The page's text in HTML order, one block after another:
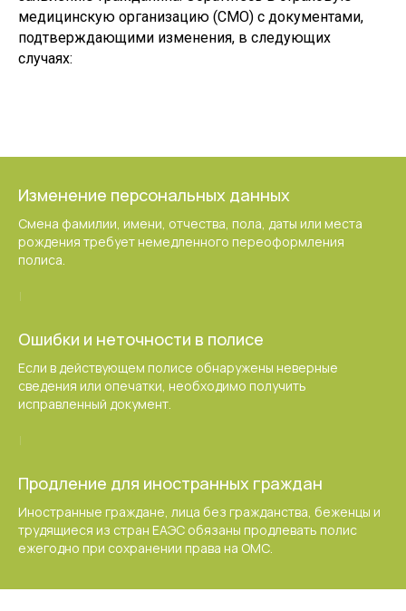
медицинскую организацию (СМО) с документами,
подтверждающими изменения, в следующих
случаях:
Изменение персональных данных
Смена фамилии, имени, отчества, пола, даты или места
рождения требует немедленного переоформления
полиса.
Ошибки и неточности в полисе
Если в действующем полисе обнаружены неверные
сведения или опечатки, необходимо получить
исправленный документ.
Продление для иностранных граждан
Иностранные граждане, лица без гражданства, беженцы и
трудящиеся из стран ЕАЭС обязаны продлевать полис
ежегодно при сохранении права на ОМС.